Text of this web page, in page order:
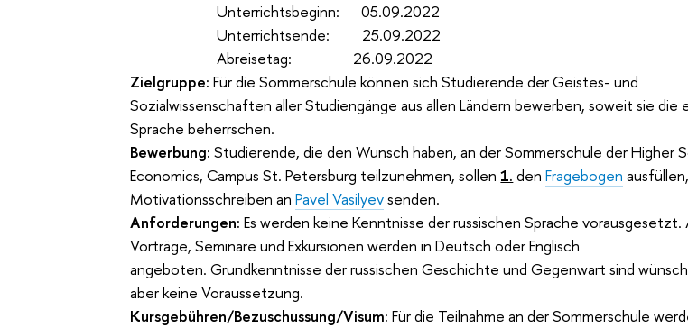
Unterrichtsbeginn: 05.09.2022
Unterrichtsende: 25.09.2022
Abreisetag: 26.09.2022
Zielgruppe: Für die Sommerschule können sich Studierende der Geistes- und
Sozialwissenschaften aller Studiengänge aus allen Ländern bewerben, soweit sie die
Sprache beherrschen.
Bewerbung: Studierende, die den Wunsch haben, an der Sommerschule der Higher
Economics, Campus St. Petersburg teilzunehmen, sollen1. denFragebogen ausfüllen,
Motivationsschreiben anPavel Vasilyevsenden.
Anforderungen: Es werden keine Kenntnisse der russischen Sprache vorausgesetzt.
Vorträge, Seminare und Exkursionen werden in Deutsch oder Englisch
angeboten. Grundkenntnisse der russischen Geschichte und Gegenwart sind
aber keine Voraussetzung.
Kursgebühren/Bezuschussung/Visum: Für die Teilnahme an der Sommerschule